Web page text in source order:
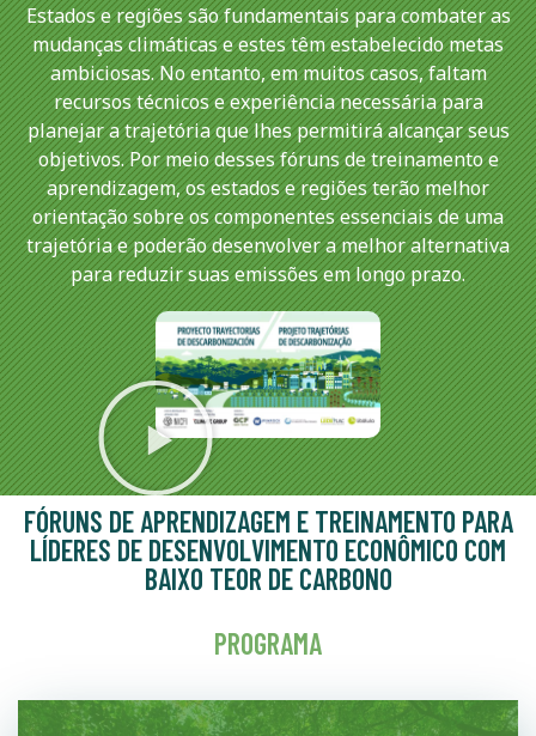
Estados e regiões são fundamentais para combater as
mudanças climáticas e estes têm estabelecido metas
ambiciosas. No entanto, em muitos casos, faltam
recursos técnicos e experiência necessária para
planejar a trajetória que lhes permitirá alcançar seus
objetivos. Por meio desses fóruns de treinamento e
aprendizagem, os estados e regiões terão melhor
orientação sobre os componentes essenciais de uma
trajetória e poderão desenvolver a melhor alternativa
para reduzir suas emissões em longo prazo.
FÓRUNS DE APRENDIZAGEM E TREINAMENTO PARA
LÍDERES DE DESENVOLVIMENTO ECONÔMICO COM
BAIXO TEOR DE CARBONO
PROGRAMA